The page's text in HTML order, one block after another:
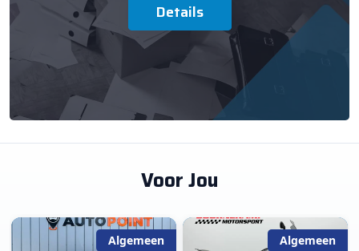
Details
Voor Jou
Algemeen Algemeen